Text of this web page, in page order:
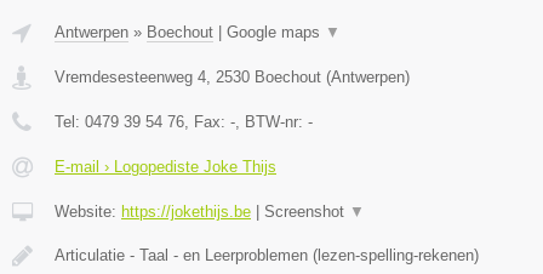
Antwerpen » Boechout Google maps ▼
Vremdesesteenweg 4, 2530 Boechout (Antwerpen)
Tel: 0479 39 54 76, Fax: -, BTW-nr: -
E-mail › Logopediste Joke Thijs
Website: https://jokethijs.be Screenshot ▼
Articulatie - Taal - en Leerproblemen (lezen-spelling-rekenen)